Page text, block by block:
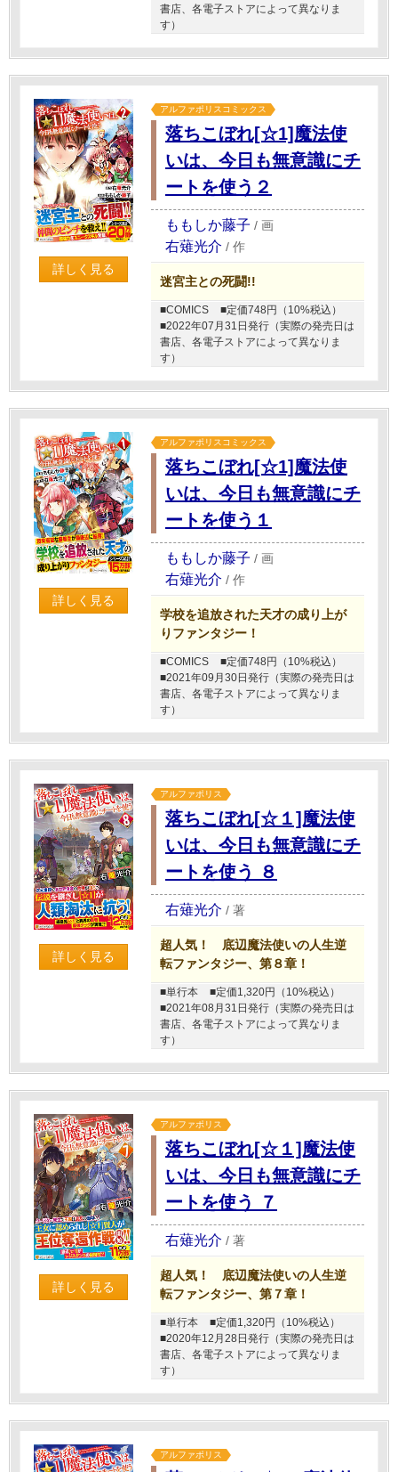
書店、各電子ストアによって異なりま
す）
詳しく見る
アルファポリスコミックス
落ちこぼれ[☆1]魔法使
いは、今日も無意識にチ
ートを使う２
ももしか藤子 / 画
右薙光介 / 作
迷宮主との死闘!!
■COMICS
■定価748円（10%税込）
■2022年07月31日発行（実際の発売日は
書店、各電子ストアによって異なりま
す）
詳しく見る
アルファポリスコミックス
落ちこぼれ[☆1]魔法使
いは、今日も無意識にチ
ートを使う１
ももしか藤子 / 画
右薙光介 / 作
学校を追放された天才の成り上が
りファンタジー！
■COMICS
■定価748円（10%税込）
■2021年09月30日発行（実際の発売日は
書店、各電子ストアによって異なりま
す）
詳しく見る
アルファポリス
落ちこぼれ[☆１]魔法使
いは、今日も無意識にチ
ートを使う ８
右薙光介 / 著
超人気！ 底辺魔法使いの人生逆
転ファンタジー、第８章！
■単行本
■定価1,320円（10%税込）
■2021年08月31日発行（実際の発売日は
書店、各電子ストアによって異なりま
す）
詳しく見る
アルファポリス
落ちこぼれ[☆１]魔法使
いは、今日も無意識にチ
ートを使う ７
右薙光介 / 著
超人気！ 底辺魔法使いの人生逆
転ファンタジー、第７章！
■単行本
■定価1,320円（10%税込）
■2020年12月28日発行（実際の発売日は
書店、各電子ストアによって異なりま
す）
アルファポリス